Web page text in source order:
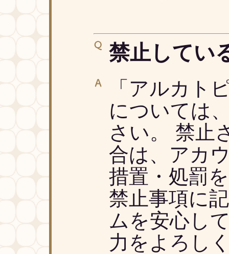
禁止してい
「アルカト
については
さい。 禁止
合は、アカ
措置・処罰
禁止事項に
ムを安心し
力をよろし